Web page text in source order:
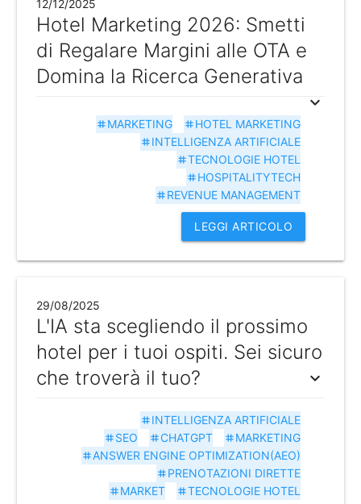
12/12/2025
Hotel Marketing 2026: Smetti
di Regalare Margini alle OTA e
Domina la Ricerca Generativa
expand_more
tag HOTEL MARKETING
tag MARKETING
tag INTELLIGENZA ARTIFICIALE
tagTECNOLOGIE HOTEL
tag HOSPITALITYTECH
tag REVENUE MANAGEMENT
LEGGI ARTICOLO
29/08/2025
L'IA sta scegliendo il prossimo
hotel per i tuoi ospiti. Sei sicuro
che troverà il tuo?
expand_more
tag INTELLIGENZA ARTIFICIALE
tag MARKETING
tag CHATGPT
tag SEO
tag ANSWER ENGINE OPTIMIZATION(AEO)
tag PRENOTAZIONI DIRETTE
tagTECNOLOGIE HOTEL
tag MARKET